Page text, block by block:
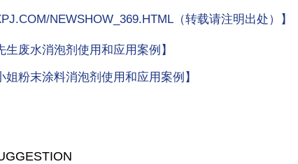
NEWSHOW_369.HTML（转载请注明出处）】
废水消泡剂使用和应用案例 】
粉末涂料消泡剂使用和应用案例 】